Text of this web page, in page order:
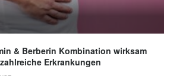
Open
& Berberin Kombination wirksam
Erkrankungen